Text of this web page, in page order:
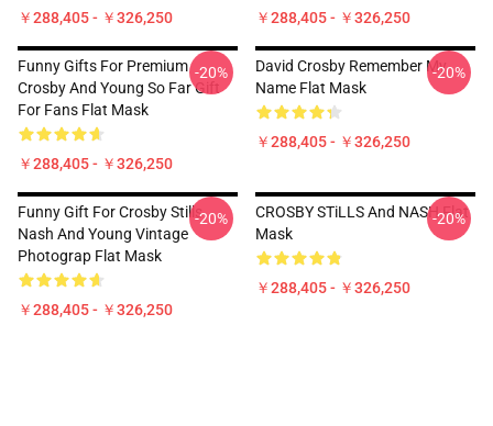
￥288,405 - ￥326,250 ￥288,405 - ￥326,250
Funny Gifts For Premium
Crosby And Young So Far Gift
For Fans Flat Mask
￥288,405 - ￥326,250
-20%
David Crosby Remember My
Name Flat Mask
￥288,405 - ￥326,250
-20%
Funny Gift For Crosby Stills
Nash And Young Vintage
Photograp Flat Mask
￥288,405 - ￥326,250
-20%
CROSBY STiLLS And NASH Flat
Mask
￥288,405 - ￥326,250
-20%